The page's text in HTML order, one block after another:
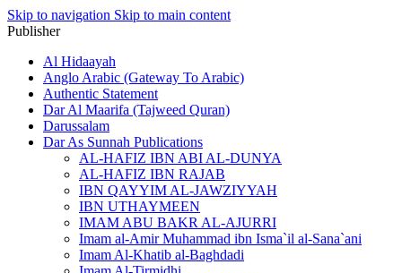
Skip to navigation Skip to main content
Publisher
Al Hidaayah
Anglo Arabic (Gateway To Arabic)
Authentic Statement
Dar Al Maarifa (Tajweed Quran)
Darussalam
Dar As Sunnah Publications
AL-HAFIZ IBN ABI AL-DUNYA
AL-HAFIZ IBN RAJAB
IBN QAYYIM AL-JAWZIYYAH
IBN UTHAYMEEN
IMAM ABU BAKR AL-AJURRI
Imam al-Amir Muhammad ibn Isma`il al-Sana`ani
Imam Al-Khatib al-Baghdadi